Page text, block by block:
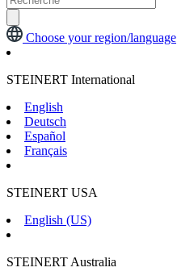
Choose your region/language
STEINERT International
English
Deutsch
Español
Français
STEINERT USA
English (US)
STEINERT Australia